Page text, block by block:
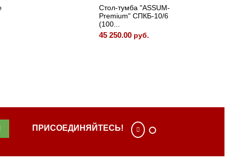
Стол-тумба "ASSUM-
Premium" СПКБ-10/6
45 250.00 руб.
ПРИСОЕДИНЯЙТЕСЬ!